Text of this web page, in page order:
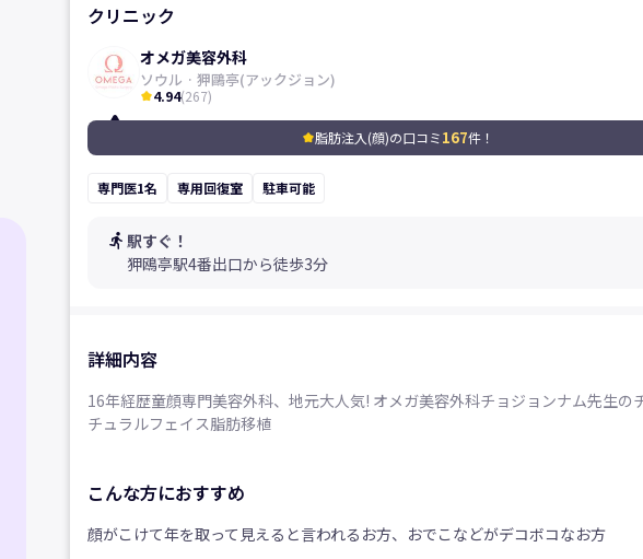
楽でした。 顔にボリュームが出たか
ら横顔にも自信が持てるようになった
し、写真撮る時ももっと童顔な感じ？
(笑)
クリニック
オメガ美容外科
ソウル · 狎鷗亭(アックジョン)
kid_star4.94(267)
kid_star脂肪注入(顔)の口コミ167件！
専門医1名 専用回復室 駐車可能
directions_run 駅すぐ！
狎鴎亭駅4番出口から徒歩3分
詳細内容
16年経歴童顔専門美容外科、地元大人気! オメガ美容外科チョジョンナム先生の
チュラルフェイス脂肪移植
こんな方におすすめ
顔がこけて年を取って見えると言われるお方、おでこなどがデコボコなお方